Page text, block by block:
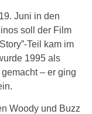
Juni in den
soll der Film
Teil kam im
1995 als
– er ging
Woody und Buzz